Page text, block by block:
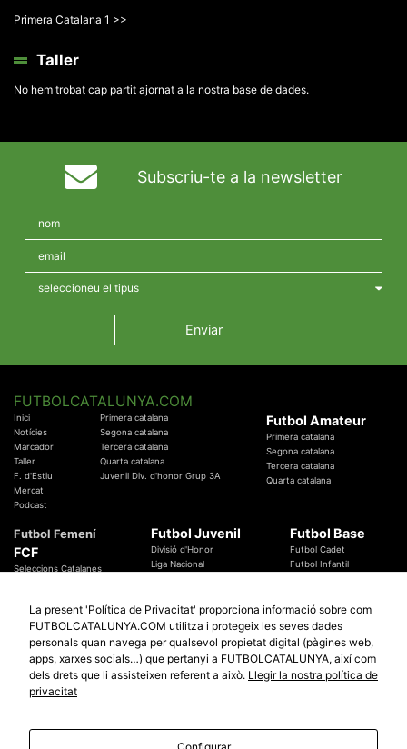
Primera Catalana 1 >>
Taller
No hem trobat cap partit ajornat a la nostra base de dades.
Subscriu-te a la newsletter
FUTBOLCATALUNYA.COM
Inici
Notícies
Marcador
Taller
F. d'Estiu
Mercat
Podcast
Primera catalana
Segona catalana
Tercera catalana
Quarta catalana
Juvenil Div. d'honor Grup 3A
Futbol Amateur
Primera catalana
Segona catalana
Tercera catalana
Quarta catalana
Futbol Femení
FCF
Seleccions Catalanes
Temes Federatius
Futbol Juvenil
Divisió d'Honor
Liga Nacional
Futbol Base
Futbol Cadet
Futbol Infantil
Futbol Catalunya
Promocions
Sortejos
Participació
Especials
Copa Catalunya Absoluta 2019
Copa del Rei 2019 - 2020
La present 'Política de Privacitat' proporciona informació sobre com
FUTBOLCATALUNYA.COM utilitza i protegeix les seves dades
personals quan navega per qualsevol propietat digital (pàgines web,
apps, xarxes socials…) que pertanyi a FUTBOLCATALUNYA, així com
dels drets que li assisteixen referent a això. Llegir la nostra política de
privacitat